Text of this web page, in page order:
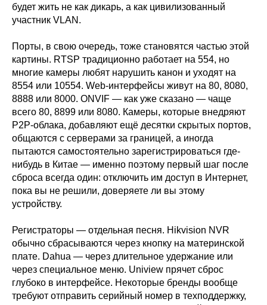
будет жить не как дикарь, а как цивилизованный
участник VLAN.
Порты, в свою очередь, тоже становятся частью этой
картины. RTSP традиционно работает на 554, но
многие камеры любят нарушить канон и уходят на
8554 или 10554. Web-интерфейсы живут на 80, 8080,
8888 или 8000. ONVIF — как уже сказано — чаще
всего 80, 8899 или 8080. Камеры, которые внедряют
P2P-облака, добавляют ещё десятки скрытых портов,
общаются с серверами за границей, а иногда
пытаются самостоятельно зарегистрироваться где-
нибудь в Китае — именно поэтому первый шаг после
сброса всегда один: отключить им доступ в Интернет,
пока вы не решили, доверяете ли вы этому
устройству.
Регистраторы — отдельная песня. Hikvision NVR
обычно сбрасываются через кнопку на материнской
плате. Dahua — через длительное удержание или
через специальное меню. Uniview прячет сброс
глубоко в интерфейсе. Некоторые бренды вообще
требуют отправить серийный номер в техподдержку,